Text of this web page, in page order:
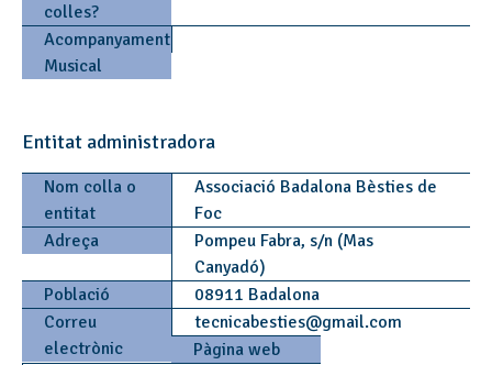
colles?
Acompanyament
Musical
Entitat administradora
Nom colla o
entitat
Associació Badalona Bèsties de
Foc
Adreça
Pompeu Fabra, s/n (Mas
Canyadó)
Població
08911 Badalona
Correu
electrònic
tecnicabesties@gmail.com
Pàgina web